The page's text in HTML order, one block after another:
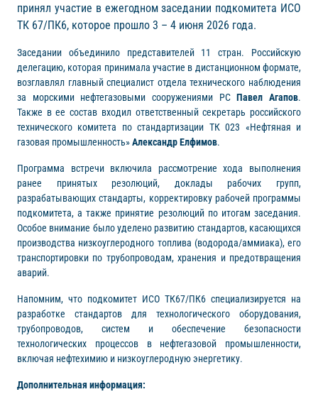
принял участие в ежегодном заседании подкомитета ИСО
ТК 67/ПК6, которое прошло 3 – 4 июня 2026 года.
Заседании объединило представителей 11 стран. Российскую
делегацию, которая принимала участие в дистанционном формате,
возглавлял главный специалист отдела технического наблюдения
за морскими нефтегазовыми сооружениями РСПавел Агапов.
Также в ее состав входил ответственный секретарь российского
технического комитета по стандартизации ТК 023 «Нефтяная и
газовая промышленность»Александр Елфимов.
Программа встречи включила рассмотрение хода выполнения
ранее принятых резолюций, доклады рабочих групп,
разрабатывающих стандарты, корректировку рабочей программы
подкомитета, а также принятие резолюций по итогам заседания.
Особое внимание было уделено развитию стандартов, касающихся
производства низкоуглеродного топлива (водорода/аммиака), его
транспортировки по трубопроводам, хранения и предотвращения
аварий.
Напомним, что подкомитет ИСО TК67/ПК6 специализируется на
разработке стандартов для технологического оборудования,
трубопроводов, систем и обеспечение безопасности
технологических процессов в нефтегазовой промышленности,
включая нефтехимию и низкоуглеродную энергетику.
Дополнительная информация: